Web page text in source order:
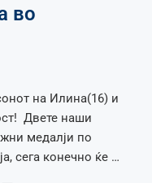
во
на Илина(16) и
Двете наши
медалји по
сега конечно ќе …